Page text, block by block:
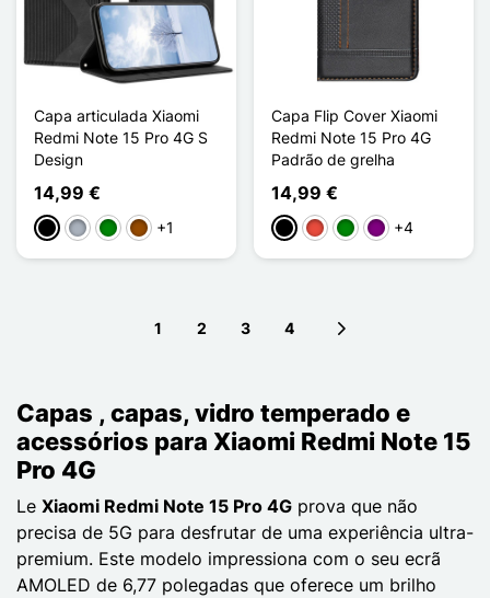
Capa articulada Xiaomi
Redmi Note 15 Pro 4G S
Design
14,99 €
PretoCinzento
VerdeCastanho
+1
Capa Flip Cover Xiaomi
Redmi Note 15 Pro 4G
Padrão de grelha
14,99 €
PretoVermelho
VerdePúrpura
+4
1 2 3 4
Capas , capas, vidro temperado e
acessórios para Xiaomi Redmi Note 15
Pro 4G
Le Xiaomi Redmi Note 15 Pro 4G prova que não
precisa de 5G para desfrutar de uma experiência ultra-
premium. Este modelo impressiona com o seu ecrã
AMOLED de 6,77 polegadas que oferece um brilho